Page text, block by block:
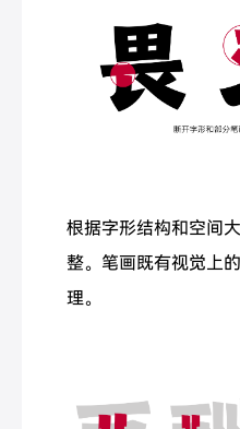
根据字形结构和空间
整。笔画既有视觉上
理。